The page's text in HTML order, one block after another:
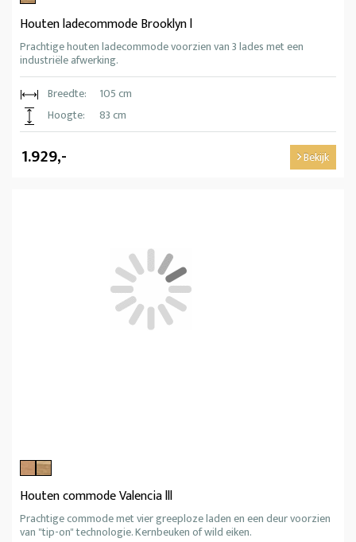
Houten ladecommode Brooklyn l
Prachtige houten ladecommode voorzien van 3 lades met een
industriële afwerking.
Breedte:
105 cm
Hoogte:
83 cm
1.929,- Bekijk
Houten commode Valencia lll
Prachtige commode met vier greeploze laden en een deur voorzien
van "tip-on" technologie. Kernbeuken of wild eiken.